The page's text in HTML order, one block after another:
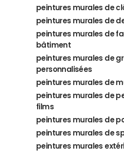
peintures murales de
peintures murales de
peintures murales de
bâtiment
peintures murales de
personnalisées
peintures murales de
peintures murales de
films
peintures murales de
peintures murales de
peintures murales